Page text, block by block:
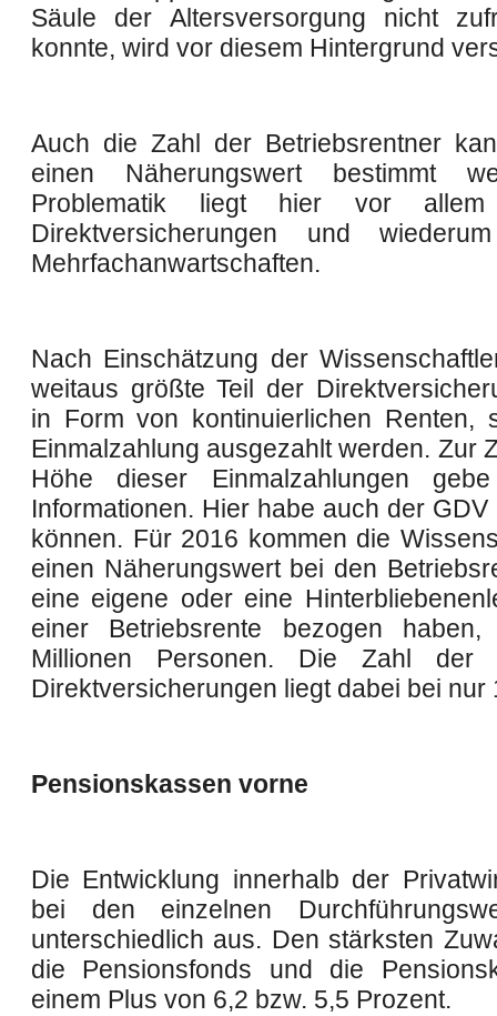
Säule der Altersversorgung nicht
konnte, wird vor diesem Hintergrund
Auch die Zahl der Betriebsrentner
einen Näherungswert bestimmt
Problematik liegt hier vor
Direktversicherungen und
Mehrfachanwartschaften.
Nach Einschätzung der
weitaus größte Teil der
in Form von kontinuierlichen Renten,
Einmalzahlung ausgezahlt werden. Zur
Höhe dieser Einmalzahlungen
Informationen. Hier habe auch der
können. Für 2016 kommen die
einen Näherungswert bei den
eine eigene oder eine
einer Betriebsrente bezogen
Millionen Personen. Die Zahl der
Direktversicherungen liegt dabei bei nur
Pensionskassen vorne
Die Entwicklung innerhalb der
bei den einzelnen
unterschiedlich aus. Den stärksten
die Pensionsfonds und die
einem Plus von 6,2 bzw. 5,5 Prozent.